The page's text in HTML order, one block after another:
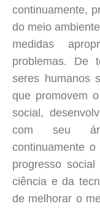
continuamente,
do meio
medidas
problemas. De
seres humanos
que promovem
social,
com seu
continuamente
progresso
ciência e da
de melhorar o